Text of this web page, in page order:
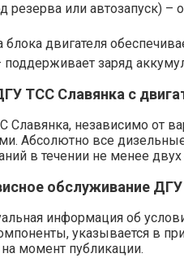
или автозапуск) –
двигателя
заряд
ТСС Славянка с
независимо от
Абсолютно все
в течении не менее
обслуживание
информация об
указывается в
на момент публикации.